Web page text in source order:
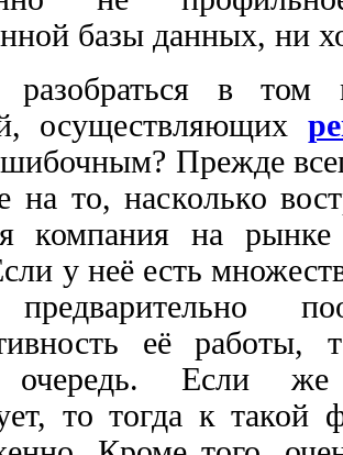
базы данных, ни
в том
осуществляющих
Прежде
на то, насколько
компания на
у неё есть
её
очередь. Если же
то тогда к